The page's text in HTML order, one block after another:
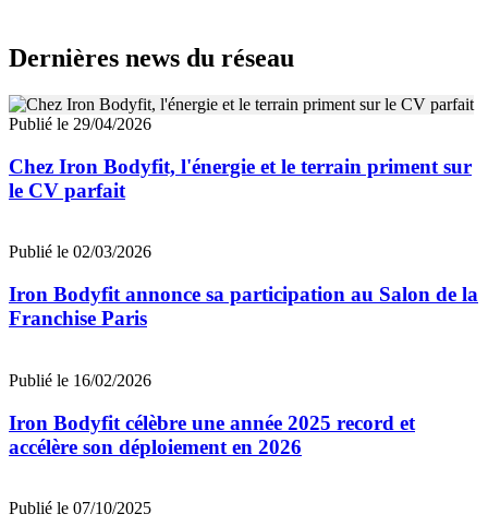
Dernières news du réseau
Publié le 29/04/2026
Chez Iron Bodyfit, l'énergie et le terrain priment sur
le CV parfait
Publié le 02/03/2026
Iron Bodyfit annonce sa participation au Salon de la
Franchise Paris
Publié le 16/02/2026
Iron Bodyfit célèbre une année 2025 record et
accélère son déploiement en 2026
Publié le 07/10/2025